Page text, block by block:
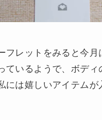
フレットをみると今月
ているようで、ボディ
には嬉しいアイテムが